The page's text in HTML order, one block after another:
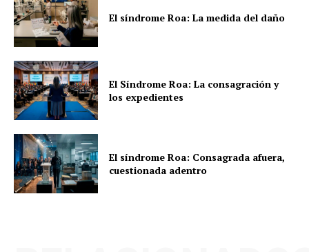
El síndrome Roa: La medida del daño
El Síndrome Roa: La consagración y
los expedientes
El síndrome Roa: Consagrada afuera,
cuestionada adentro